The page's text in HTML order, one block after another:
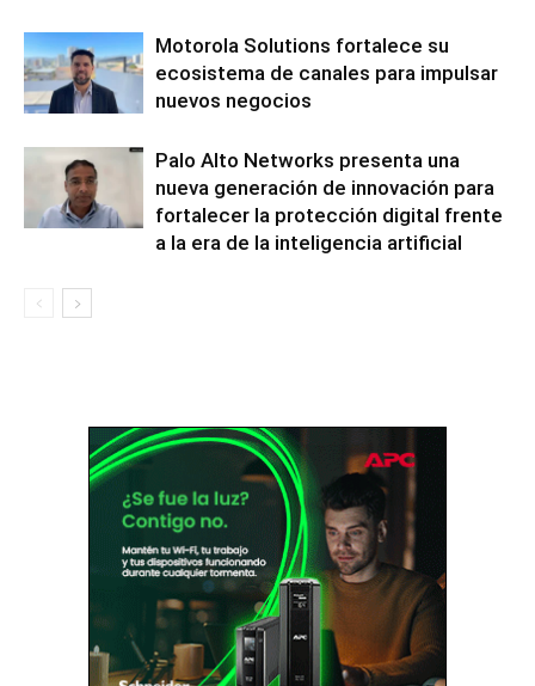
Motorola Solutions fortalece su
ecosistema de canales para impulsar
nuevos negocios
Palo Alto Networks presenta una
nueva generación de innovación para
fortalecer la protección digital frente
a la era de la inteligencia artificial